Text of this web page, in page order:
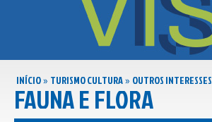
INÍCIO» TURISMO CULTURA» OUTROS INTERESSES
FAUNA E FLORA